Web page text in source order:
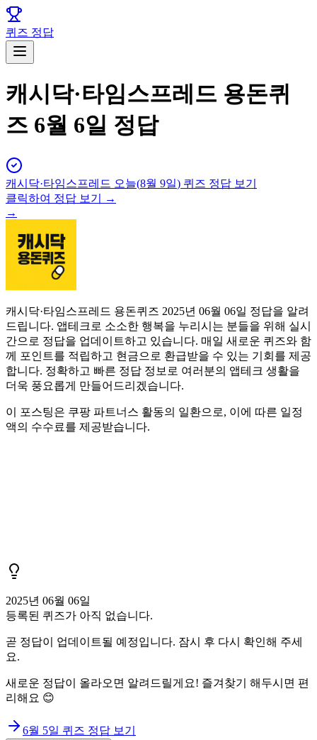
퀴즈 정답
캐시닥·타임스프레드 용돈퀴
즈 6월 6일 정답
캐시닥·타임스프레드 오늘(8월 9일) 퀴즈 정답 보기
클릭하여 정답 보기 →
→
캐시닥·타임스프레드 용돈퀴즈 2025년 06월 06일 정답을 알려
드립니다. 앱테크로 소소한 행복을 누리시는 분들을 위해 실시
간으로 정답을 업데이트하고 있습니다. 매일 새로운 퀴즈와 함
께 포인트를 적립하고 현금으로 환급받을 수 있는 기회를 제공
합니다. 정확하고 빠른 정답 정보로 여러분의 앱테크 생활을
더욱 풍요롭게 만들어드리겠습니다.
이 포스팅은 쿠팡 파트너스 활동의 일환으로, 이에 따른 일정
액의 수수료를 제공받습니다.
2025년 06월 06일
등록된 퀴즈가 아직 없습니다.
곧 정답이 업데이트될 예정입니다. 잠시 후 다시 확인해 주세
요.
새로운 정답이 올라오면 알려드릴게요! 즐겨찾기 해두시면 편
리해요 😊
6월 5일 퀴즈 정답 보기